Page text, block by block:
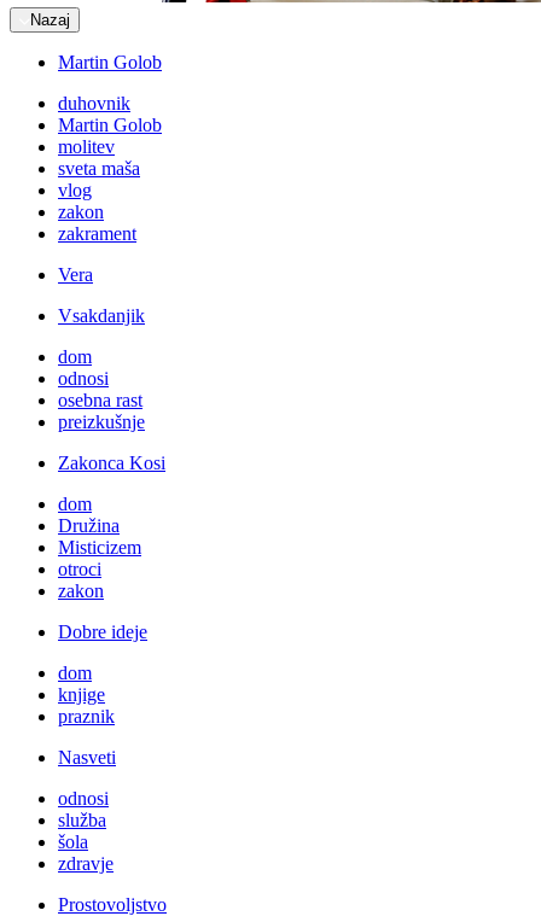
Nazaj
Martin Golob
duhovnik
Martin Golob
molitev
sveta maša
vlog
zakon
zakrament
Vera
Vsakdanjik
dom
odnosi
osebna rast
preizkušnje
Zakonca Kosi
dom
Družina
Misticizem
otroci
zakon
Dobre ideje
dom
knjige
praznik
Nasveti
odnosi
služba
šola
zdravje
Prostovoljstvo